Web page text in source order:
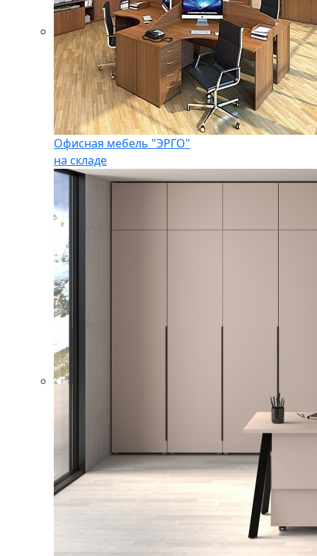
Офисная мебель "ЭРГО"
на складе